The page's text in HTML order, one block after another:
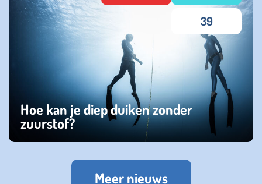
Hoe kan je diep duiken zonder
zuurstof?
39
Meer nieuws